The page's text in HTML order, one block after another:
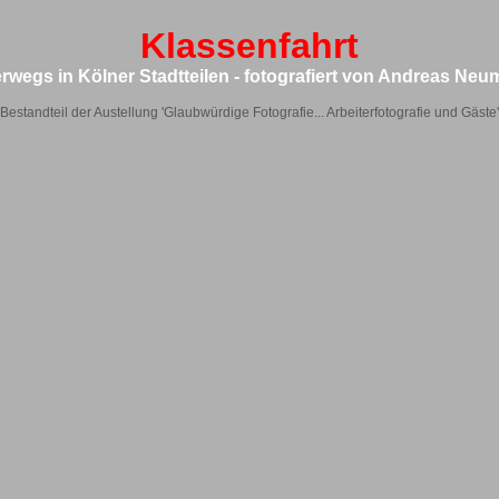
Klassenfahrt
in Kölner Stadtteilen - fotografiert von Andreas
Bestandteil der Austellung 'Glaubwürdige Fotografie... Arbeiterfotografie und Gäste'